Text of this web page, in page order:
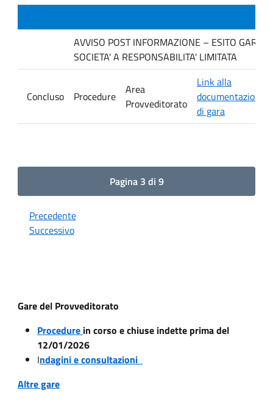
AVVISO POST INFORMAZIONE – ESITO
SOCIETA' A RESPONSABILITA' LIMITATA
Concluso Procedure
Area
Provveditorato
Link alla
documentazione
di gara
Pagina 3 di 9
Precedente
Successivo
Gare del Provveditorato
Procedure in corso e chiuse indette prima del
12/01/2026
Indagini e consultazioni
Altre gare